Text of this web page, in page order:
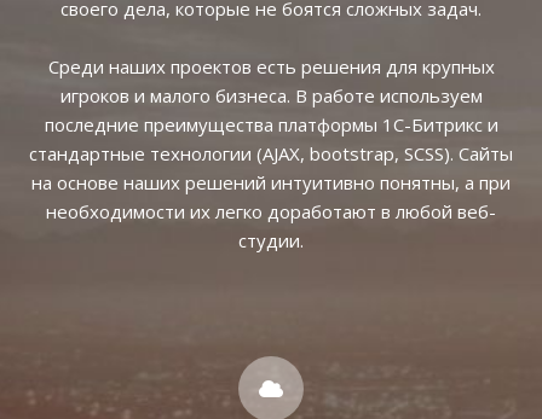
своего дела, которые не боятся сложных задач.
Среди наших проектов есть решения для крупных
игроков и малого бизнеса. В работе используем
последние преимущества платформы 1С-Битрикс и
стандартные технологии (AJAX, bootstrap, SCSS). Сайты
на основе наших решений интуитивно понятны, а при
необходимости их легко доработают в любой веб-
студии.